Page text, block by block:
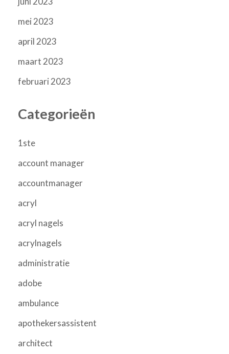
mei 2023
april 2023
maart 2023
februari 2023
Categorieën
1ste
account manager
accountmanager
acryl
acryl nagels
acrylnagels
administratie
adobe
ambulance
apothekersassistent
architect